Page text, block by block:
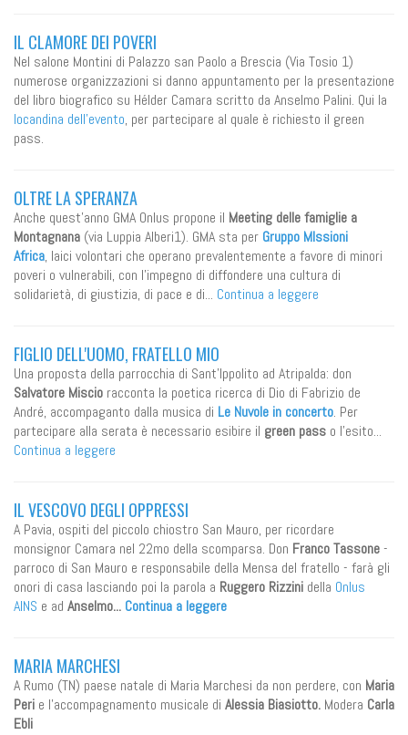
IL CLAMORE DEI POVERI
Nel salone Montini di Palazzo san Paolo a Brescia (Via Tosio 1)
numerose organizzazioni si danno appuntamento per la presentazione
del libro biografico su Hélder Camara scritto da Anselmo Palini. Qui la
locandina dell'evento, per partecipare al quale è richiesto il green
pass.
OLTRE LA SPERANZA
Anche quest'anno GMA Onlus propone il Meeting delle famiglie a
Montagnana (via Luppia Alberi1). GMA sta per Gruppo MIssioni
Africa, laici volontari che operano prevalentemente a favore di minori
poveri o vulnerabili, con l’impegno di diffondere una cultura di
solidarietà, di giustizia, di pace e di... Continua a leggere
FIGLIO DELL'UOMO, FRATELLO MIO
Una proposta della parrocchia di Sant'Ippolito ad Atripalda: don
Salvatore Miscio racconta la poetica ricerca di Dio di Fabrizio de
André, accompaganto dalla musica di Le Nuvole in concerto. Per
partecipare alla serata è necessario esibire il green pass o l'esito...
Continua a leggere
IL VESCOVO DEGLI OPPRESSI
A Pavia, ospiti del piccolo chiostro San Mauro, per ricordare
monsignor Camara nel 22mo della scomparsa. Don Franco Tassone-
parroco di San Mauro e responsabile della Mensa del fratello - farà gli
onori di casa lasciando poi la parola a Ruggero Rizzini della Onlus
AINS e ad Anselmo... Continua a leggere
MARIA MARCHESI
A Rumo (TN) paese natale di Maria Marchesi da non perdere, con Maria
Peri e l'accompagnamento musicale di Alessia Biasiotto. Modera Carla
Ebli